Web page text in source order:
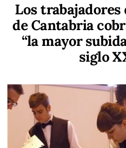
Los
de Cantabria
“la mayor
siglo